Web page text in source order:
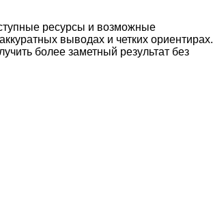
ресурсы и возможные
выводах и четких ориентирах.
более заметный результат без